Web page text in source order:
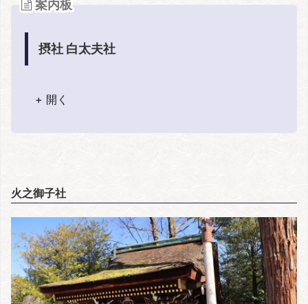
案内板
摂社 白太夫社
+ 開く
火之御子社